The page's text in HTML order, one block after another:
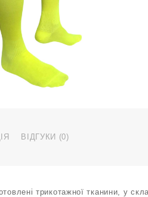
ВІДГУКИ (0)
трикотажної тканини, у